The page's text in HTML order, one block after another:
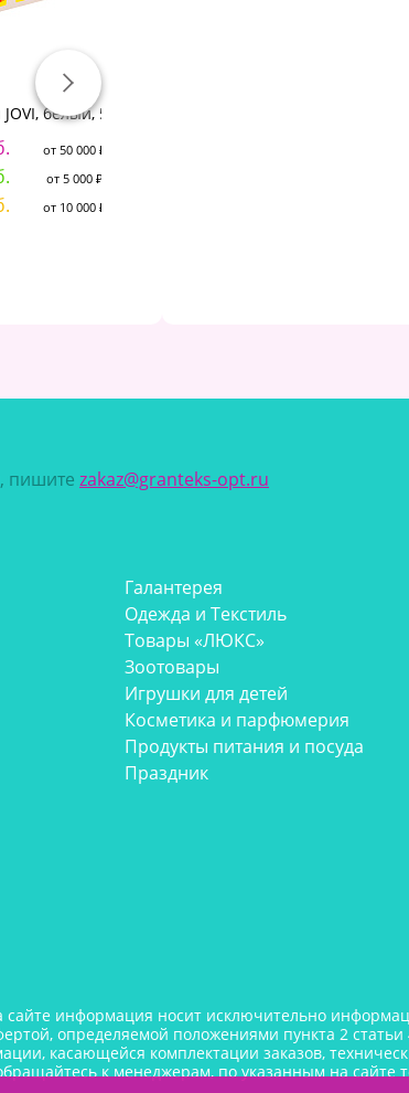
белый, 50г
от 50 000 ₽
от 5 000 ₽
от 10 000 ₽
пишите zakaz@granteks-opt.ru
Галантерея
Одежда и Текстиль
Товары «ЛЮКС»
Зоотовары
Игрушки для детей
Косметика и парфюмерия
Продукты питания и посуда
Праздник
сайте информация носит исключительно
определяемой положениями пункта 2
касающейся комплектации заказов,
к менеджерам, по указанным на сайте